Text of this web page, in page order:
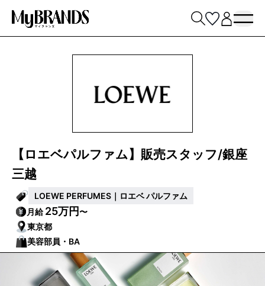
【ロエベパルファム】販売スタッフ/銀座
三越
LOEWE PERFUMES｜ロエベ パルファム
月給25万円〜
東京都
美容部員・BA